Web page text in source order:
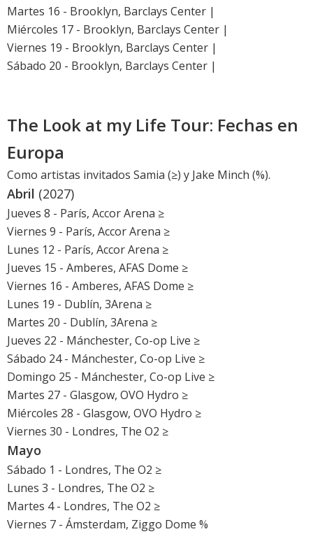
Martes 16 - Brooklyn, Barclays Center |
Miércoles 17 - Brooklyn, Barclays Center |
Viernes 19 - Brooklyn, Barclays Center |
Sábado 20 - Brooklyn, Barclays Center |
The Look at my Life Tour: Fechas en
Europa
Como artistas invitados Samia (≥) y Jake Minch (%).
Abril (2027)
Jueves 8 - París, Accor Arena ≥
Viernes 9 - París, Accor Arena ≥
Lunes 12 - París, Accor Arena ≥
Jueves 15 - Amberes, AFAS Dome ≥
Viernes 16 - Amberes, AFAS Dome ≥
Lunes 19 - Dublín, 3Arena ≥
Martes 20 - Dublín, 3Arena ≥
Jueves 22 - Mánchester, Co-op Live ≥
Sábado 24 - Mánchester, Co-op Live ≥
Domingo 25 - Mánchester, Co-op Live ≥
Martes 27 - Glasgow, OVO Hydro ≥
Miércoles 28 - Glasgow, OVO Hydro ≥
Viernes 30 - Londres, The O2 ≥
Mayo
Sábado 1 - Londres, The O2 ≥
Lunes 3 - Londres, The O2 ≥
Martes 4 - Londres, The O2 ≥
Viernes 7 - Ámsterdam, Ziggo Dome %